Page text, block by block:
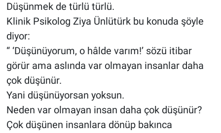
Düşünmek de türlü türlü.
Klinik Psikolog Ziya Ünlütürk bu konuda şöyle
diyor:
“ ‘Düşünüyorum, o hâlde varım!’ sözü itibar
görür ama aslında var olmayan insanlar daha
çok düşünür.
Yani düşünüyorsan yoksun.
Neden var olmayan insan daha çok düşünür?
Çok düşünen insanlara dönüp bakınca